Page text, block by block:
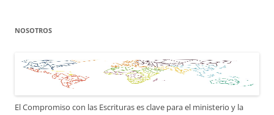
NOSOTROS
El Compromiso con las Escrituras es clave para el ministerio y la